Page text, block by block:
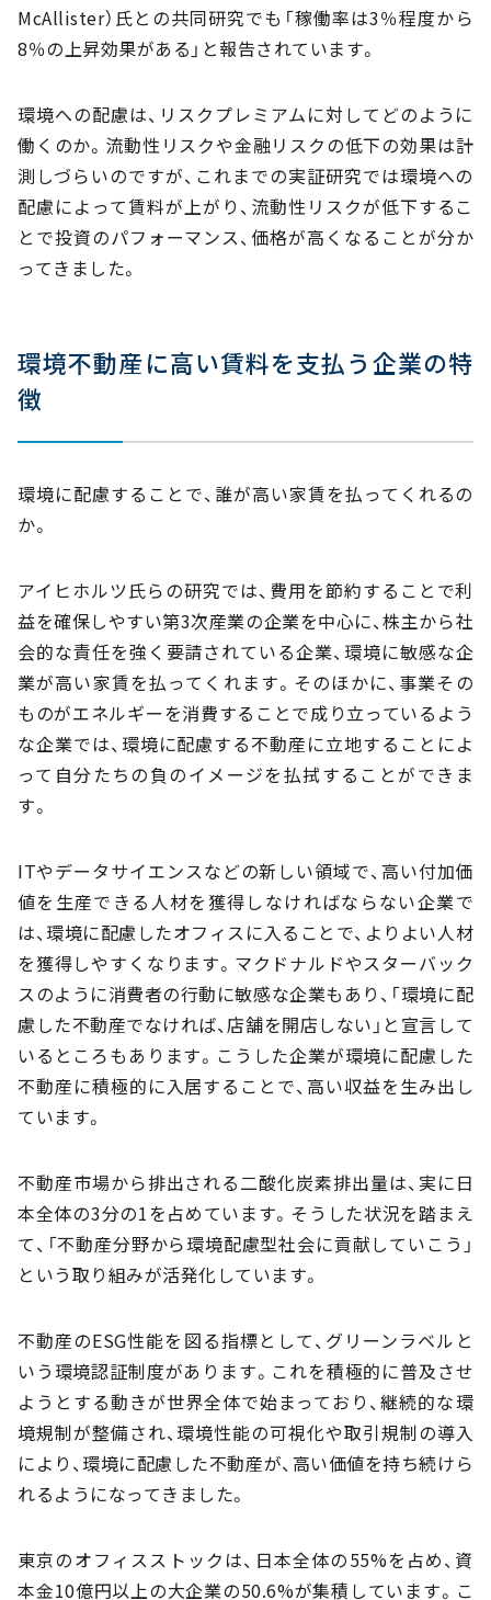
McAllister）氏との共同研究でも「稼働率は3％程度から
8％の上昇効果がある」と報告されています。
環境への配慮は、リスクプレミアムに対してどのように
働くのか。流動性リスクや金融リスクの低下の効果は計
測しづらいのですが、これまでの実証研究では環境への
配慮によって賃料が上がり、流動性リスクが低下するこ
とで投資のパフォーマンス、価格が高くなることが分か
ってきました。
環境不動産に高い賃料を支払う企業の特
徴
環境に配慮することで、誰が高い家賃を払ってくれるの
か。
アイヒホルツ氏らの研究では、費用を節約することで利
益を確保しやすい第3次産業の企業を中心に、株主から社
会的な責任を強く要請されている企業、環境に敏感な企
業が高い家賃を払ってくれます。そのほかに、事業その
ものがエネルギーを消費することで成り立っているよう
な企業では、環境に配慮する不動産に立地することによ
って自分たちの負のイメージを払拭することができま
す。
ITやデータサイエンスなどの新しい領域で、高い付加価
値を生産できる人材を獲得しなければならない企業で
は、環境に配慮したオフィスに入ることで、よりよい人材
を獲得しやすくなります。マクドナルドやスターバック
スのように消費者の行動に敏感な企業もあり、「環境に配
慮した不動産でなければ、店舗を開店しない」と宣言して
いるところもあります。こうした企業が環境に配慮した
不動産に積極的に入居することで、高い収益を生み出し
ています。
不動産市場から排出される二酸化炭素排出量は、実に日
本全体の3分の1を占めています。そうした状況を踏まえ
て、「不動産分野から環境配慮型社会に貢献していこう」
という取り組みが活発化しています。
不動産のESG性能を図る指標として、グリーンラベルと
いう環境認証制度があります。これを積極的に普及させ
ようとする動きが世界全体で始まっており、継続的な環
境規制が整備され、環境性能の可視化や取引規制の導入
により、環境に配慮した不動産が、高い価値を持ち続けら
れるようになってきました。
東京のオフィスストックは、日本全体の55%を占め、資
本金10億円以上の大企業の50.6%が集積しています。こ